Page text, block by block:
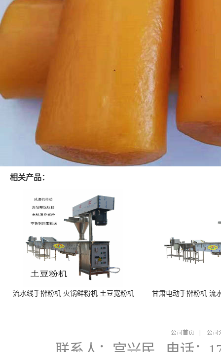
相关产品：
流水线手擀粉机 火锅鲜粉机 土豆宽粉机 甘肃电动手擀粉机 流
公司首页 公司